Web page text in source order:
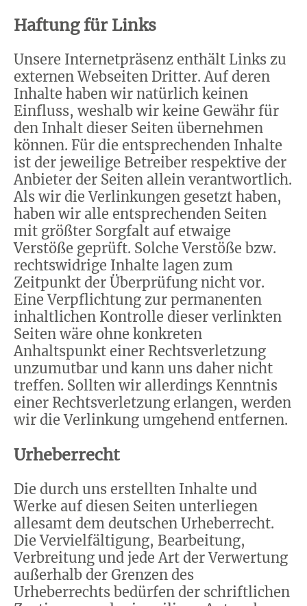
Haftung für Links
Unsere Internetpräsenz enthält Links zu
externen Webseiten Dritter. Auf deren
Inhalte haben wir natürlich keinen
Einfluss, weshalb wir keine Gewähr für
den Inhalt dieser Seiten übernehmen
können. Für die entsprechenden Inhalte
ist der jeweilige Betreiber respektive der
Anbieter der Seiten allein verantwortlich.
Als wir die Verlinkungen gesetzt haben,
haben wir alle entsprechenden Seiten
mit größter Sorgfalt auf etwaige
Verstöße geprüft. Solche Verstöße bzw.
rechtswidrige Inhalte lagen zum
Zeitpunkt der Überprüfung nicht vor.
Eine Verpflichtung zur permanenten
inhaltlichen Kontrolle dieser verlinkten
Seiten wäre ohne konkreten
Anhaltspunkt einer Rechtsverletzung
unzumutbar und kann uns daher nicht
treffen. Sollten wir allerdings Kenntnis
einer Rechtsverletzung erlangen, werden
wir die Verlinkung umgehend entfernen.
Urheberrecht
Die durch uns erstellten Inhalte und
Werke auf diesen Seiten unterliegen
allesamt dem deutschen Urheberrecht.
Die Vervielfältigung, Bearbeitung,
Verbreitung und jede Art der Verwertung
außerhalb der Grenzen des
Urheberrechts bedürfen der schriftlichen